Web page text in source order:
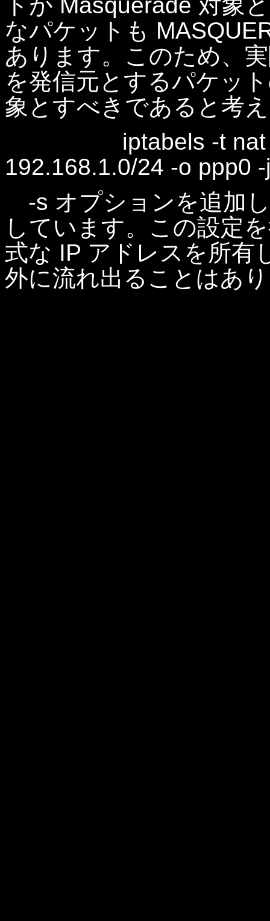
なパケットも
あります。このため、
を発信元とするパケッ
象とすべきであると考
iptabels -t nat -A
192.168.1.0/24 -o ppp0
-s オプションを追加
しています。この設定
式な IP アドレスを所有
外に流れ出ることはあ